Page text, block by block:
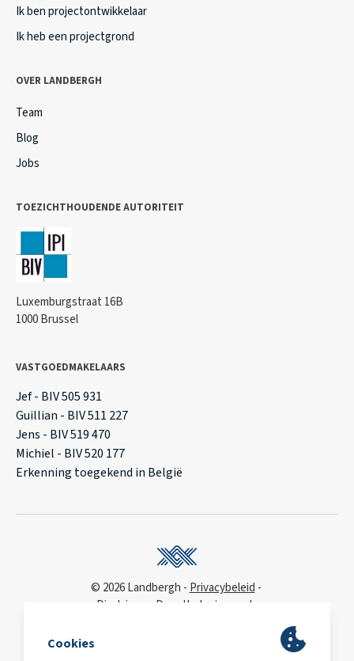
Ik ben projectontwikkelaar
Ik heb een projectgrond
OVER LANDBERGH
Team
Blog
Jobs
TOEZICHTHOUDENDE AUTORITEIT
Luxemburgstraat 16B
1000 Brussel
VASTGOEDMAKELAARS
Jef - BIV 505 931
Guillian - BIV 511 227
Jens - BIV 519 470
Michiel - BIV 520 177
Erkenning toegekend in België
© 2026 Landbergh
Privacybeleid
Disclaimer
Deonthologie van de
toegankelijkheidsverklaring